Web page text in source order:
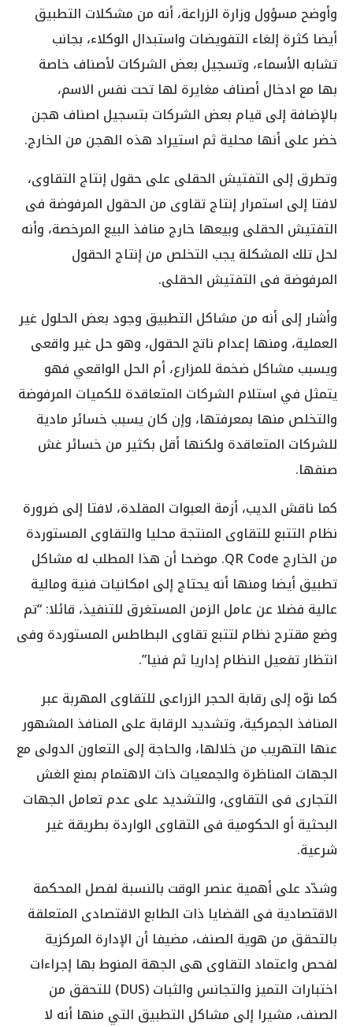
وأوضح مسؤول وزارة الزراعة، أنه من مشكلات التطبيق
أيضا كثرة إلغاء التفويضات واستبدال الوكلاء، بجانب
تشابه الأسماء، وتسجيل بعض الشركات لأصناف خاصة
بها مع ادخال أصناف مغايرة لها تحت نفس الاسم،
بالإضافة إلى قيام بعض الشركات بتسجيل اصناف هجن
خضر على أنها محلية ثم استيراد هذه الهجن من الخارج.
وتطرق إلى التفتيش الحقلى على حقول إنتاج التقاوى،
لافتا إلى استمرار إنتاج تقاوى من الحقول المرفوضة فى
التفتيش الحقلى وبيعها خارج منافذ البيع المرخصة، وأنه
لحل تلك المشكلة يجب التخلص من إنتاج الحقول
المرفوضة فى التفتيش الحقلى.
وأشار إلى أنه من مشاكل التطبيق وجود بعض الحلول غير
العملية، ومنها إعدام ناتج الحقول، وهو حل غير واقعى
ويسبب مشاكل ضخمة للمزارع، أم الحل الواقعي فهو
يتمثل في استلام الشركات المتعاقدة للكميات المرفوضة
والتخلص منها بمعرفتها، وإن كان يسبب خسائر مادية
للشركات المتعاقدة ولكنها أقل بكثير من خسائر غش
صنفها.
كما ناقش الديب، أزمة العبوات المقلدة، لافتا إلى ضرورة
نظام التتبع للتقاوى المنتجة محليا والتقاوى المستوردة
من الخارج QR Code. موضحا أن هذا المطلب له مشاكل
تطبيق أيضا ومنها أنه يحتاج إلى امكانيات فنية ومالية
عالية فضلا عن عامل الزمن المستغرق للتنفيذ، قائلا: “تم
وضع مقترح نظام لتتبع تقاوى البطاطس المستوردة وفى
انتظار تفعيل النظام إداريا ثم فنيا”.
كما نوّه إلى رقابة الحجر الزراعى للتقاوى المهربة عبر
المنافذ الجمركية، وتشديد الرقابة على المنافذ المشهور
عنها التهريب من خلالها، والحاجة إلى التعاون الدولى مع
الجهات المناظرة والجمعيات ذات الاهتمام بمنع الغش
التجارى فى التقاوى، والتشديد على عدم تعامل الجهات
البحثية أو الحكومية فى التقاوى الواردة بطريقة غير
شرعية.
وشدّد على أهمية عنصر الوقت بالنسبة لفصل المحكمة
الاقتصادية فى القضايا ذات الطابع الاقتصادى المتعلقة
بالتحقق من هوية الصنف، مضيفا أن الإدارة المركزية
لفحص واعتماد التقاوى هى الجهة المنوط بها إجراءات
اختبارات التميز والتجانس والثبات (DUS) للتحقق من
الصنف، مشيرا إلى مشاكل التطبيق التي منها أنه لا